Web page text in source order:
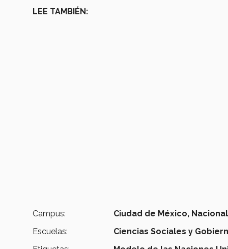
LEE TAMBIÉN:
Campus: Ciudad de México, Nacional
Escuelas:
Ciencias Sociales y